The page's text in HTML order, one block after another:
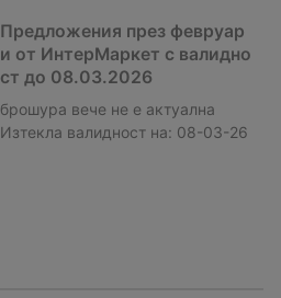
Предложения през февруар
и от ИнтерМаркет с валидно
ст до 08.03.2026
брошура вече не е актуална
Изтекла валидност на: 08-03-26